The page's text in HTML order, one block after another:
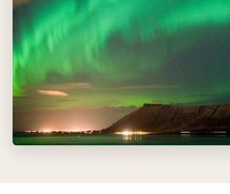
Extra ervaringen